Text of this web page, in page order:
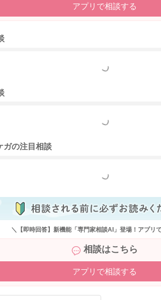
アプリで相談する
もっと見る
もっと見る
ガの注目相談
もっと見る
＼【即時回答】新機能「専門家相談AI」登場！アプリ
相談はこちら
アプリで相談する